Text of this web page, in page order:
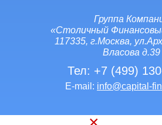
Группа
«Столичный
117335, г.Москва,
Власова д.39
Тел: +7 (499)
E-mail: info@capital-